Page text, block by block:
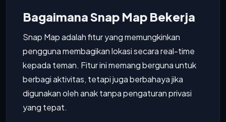
Bagaimana Snap Map Bekerja
Snap Map adalah fitur yang memungkinkan
pengguna membagikan lokasi secara real-time
kepada teman. Fitur ini memang berguna untuk
berbagi aktivitas, tetapi juga berbahaya jika
digunakan oleh anak tanpa pengaturan privasi
yang tepat.